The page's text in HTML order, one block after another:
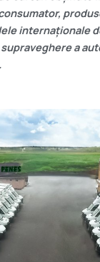
internaționale
a